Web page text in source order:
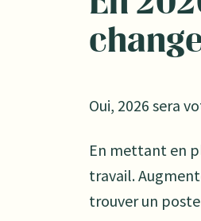
Oui, 2026 sera
En mettant en
travail.
trouver un